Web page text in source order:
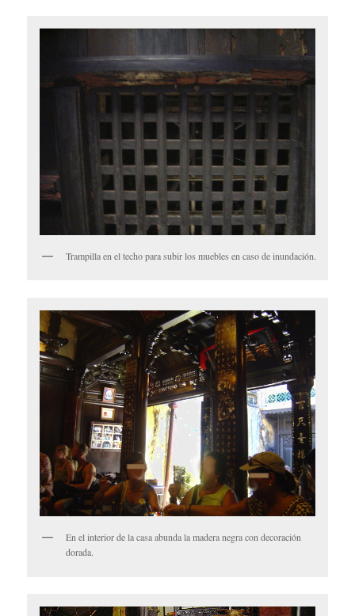
Trampilla en el techo para subir los muebles en caso de inundación.
En el interior de la casa abunda la madera negra con decoración
dorada.